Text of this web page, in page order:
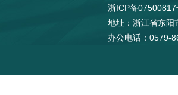
浙ICP备07500817
地址：浙江省东
办公电话：0579-